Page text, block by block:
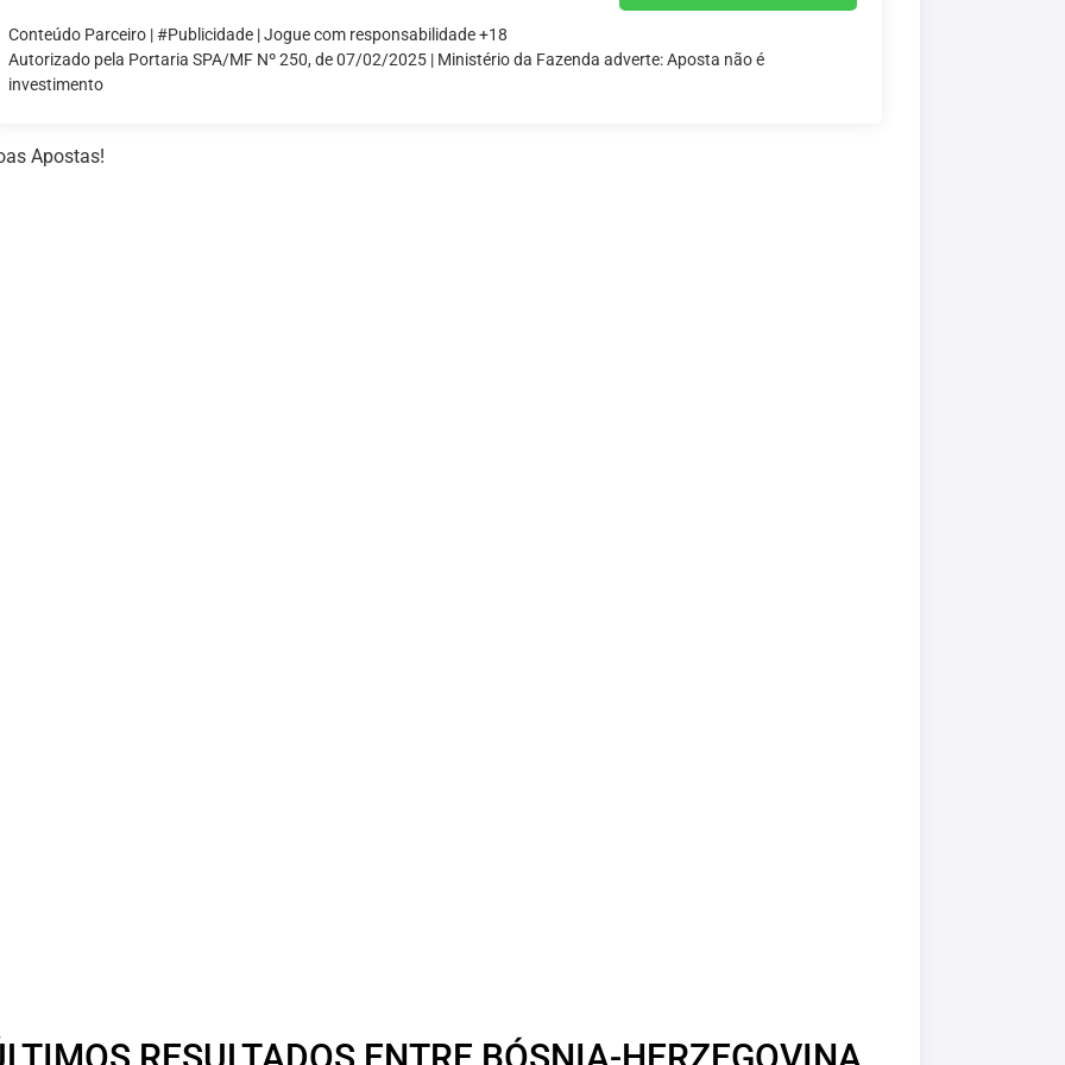
Conteúdo Parceiro | #Publicidade | Jogue com responsabilidade +18
Autorizado pela Portaria SPA/MF Nº 250, de 07/02/2025 | Ministério da Fazenda adverte: Aposta não é
investimento
Apostas!